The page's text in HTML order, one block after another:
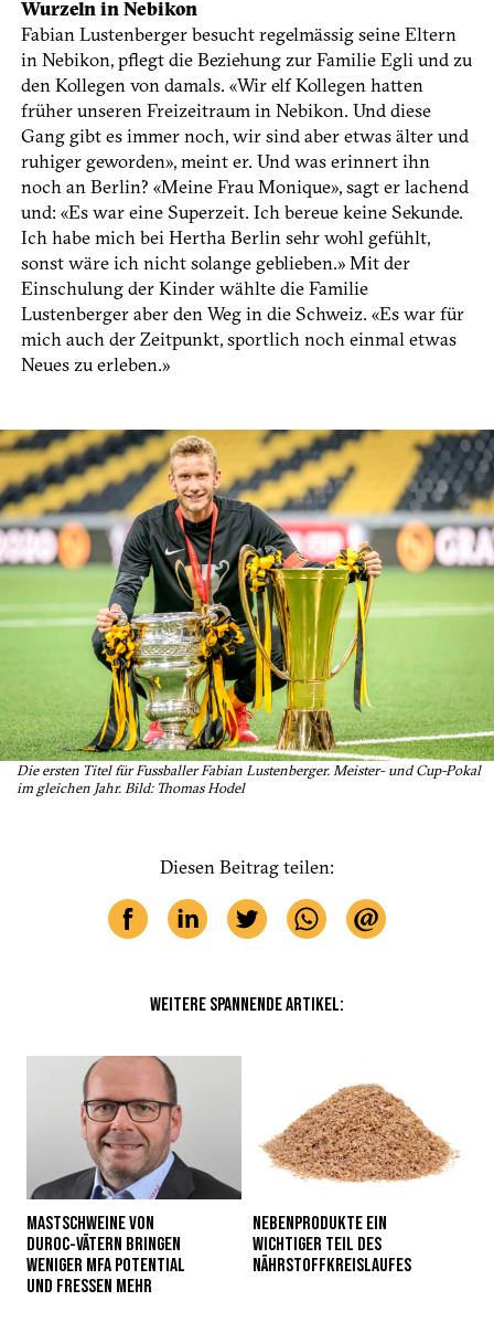
Wurzeln in Nebikon
Fabian Lustenberger besucht regelmässig seine Eltern
in Nebikon, pflegt die Beziehung zur Familie Egli und zu
den Kollegen von damals. «Wir elf Kollegen hatten
früher unseren Freizeitraum in Nebikon. Und diese
Gang gibt es immer noch, wir sind aber etwas älter und
ruhiger geworden», meint er. Und was erinnert ihn
noch an Berlin? «Meine Frau Monique», sagt er lachend
und: «Es war eine Superzeit. Ich bereue keine Sekunde.
Ich habe mich bei Hertha Berlin sehr wohl gefühlt,
sonst wäre ich nicht solange geblieben.» Mit der
Einschulung der Kinder wählte die Familie
Lustenberger aber den Weg in die Schweiz. «Es war für
mich auch der Zeitpunkt, sportlich noch einmal etwas
Neues zu erleben.»
Die ersten Titel für Fussballer Fabian Lustenberger. Meister- und Cup-Pokal
im gleichen Jahr. Bild: Thomas Hodel
Diesen Beitrag teilen:
WEITERE SPANNENDE ARTIKEL:
MASTSCHWEINE VON
DUROC-VÄTERN BRINGEN
WENIGER MFA POTENTIAL
UND FRESSEN MEHR
NEBENPRODUKTE EIN
WICHTIGER TEIL DES
NÄHRSTOFFKREISLAUFES